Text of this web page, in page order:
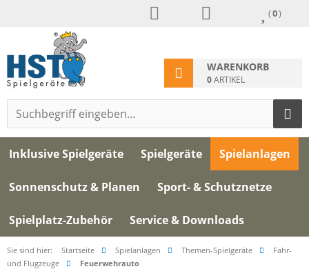
(0)
WARENKORB
0ARTIKEL
Inklusive Spielgeräte Spielgeräte Spielanlagen
Sonnenschutz & Planen Sport- & Schutznetze
Spielplatz-Zubehör Service & Downloads
Sie sind hier: Startseite Spielanlagen Themen-Spielgeräte
Fahr-
und Flugzeuge
Feuerwehrauto